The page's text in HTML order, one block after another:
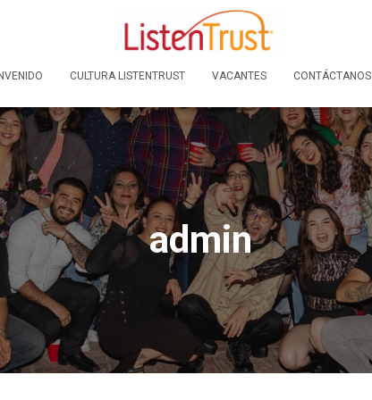
CULTURA LISTENTRUST VACANTES CONTÁCTANOS
admin